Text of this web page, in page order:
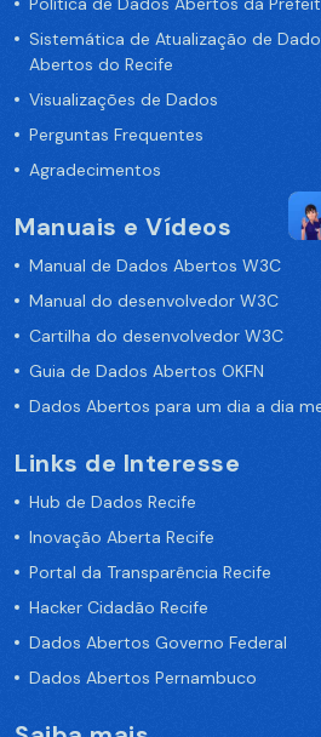
Sistemática de Atualização de
Abertos do Recife
Visualizações de Dados
Perguntas Frequentes
Agradecimentos
Manuais e Vídeos
Manual de Dados Abertos W3C
Manual do desenvolvedor W3C
Cartilha do desenvolvedor W3C
Guia de Dados Abertos OKFN
Dados Abertos para um dia a dia
Links de Interesse
Hub de Dados Recife
Inovação Aberta Recife
Portal da Transparência Recife
Hacker Cidadão Recife
Dados Abertos Governo Federal
Dados Abertos Pernambuco